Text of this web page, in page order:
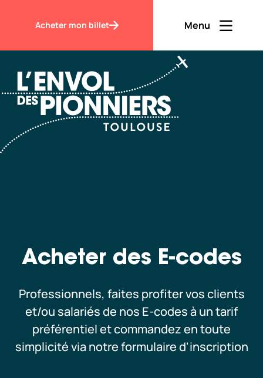
Acheter mon billet Menu
Ouvrir
Professionnels
Acheter des E-codes
Professionnels, faites profiter vos clients
et/ou salariés de nos E-codes à un tarif
préférentiel et commandez en toute
simplicité via notre formulaire d'inscription